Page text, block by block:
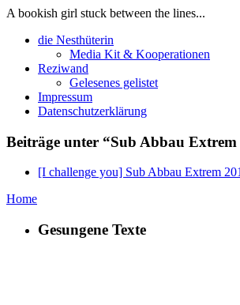
A bookish girl stuck between the lines...
die Nesthüterin
Media Kit & Kooperationen
Reziwand
Gelesenes gelistet
Impressum
Datenschutzerklärung
Beiträge unter “Sub Abbau Extrem
[I challenge you] Sub Abbau Extrem
Home
Gesungene Texte